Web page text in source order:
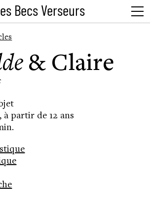
Becs Verseurs
& Claire
partir de 12 ans